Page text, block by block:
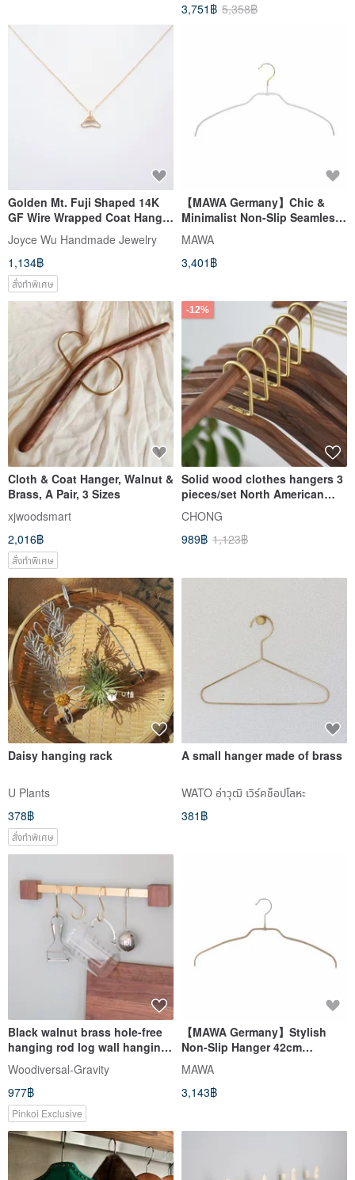
3,751฿ 5,358฿
Golden Mt. Fuji Shaped 14K
GF Wire Wrapped Coat Hanger
Pendant Dainty Necklace
Joyce Wu Handmade Jewelry
1,134฿
สั่งทำพิเศษ
【MAWA Germany】Chic &
Minimalist Non-Slip Seamless
Hanger 42cm (Fashion White,
Gold Hook / Set of 20)
MAWA
3,401฿
Cloth & Coat Hanger, Walnut &
Brass, A Pair, 3 Sizes
xjwoodsmart
2,016฿
สั่งทำพิเศษ
-12%
Solid wood clothes hangers 3
pieces/set North American
black walnut + brass beauty
CHONG
989฿ 1,123฿
Daisy hanging rack
U Plants
378฿
สั่งทำพิเศษ
A small hanger made of brass
WATO อ่าวุฒิ เวิร์คช็อปโลหะ
381฿
Black walnut brass hole-free
hanging rod log wall hanging
storage set Christmas gift
Woodiversal-Gravity
977฿
Pinkoi Exclusive
【MAWA Germany】Stylish
Non-Slip Hanger 42cm
(Fashion Gold / Set of 20)
MAWA
3,143฿